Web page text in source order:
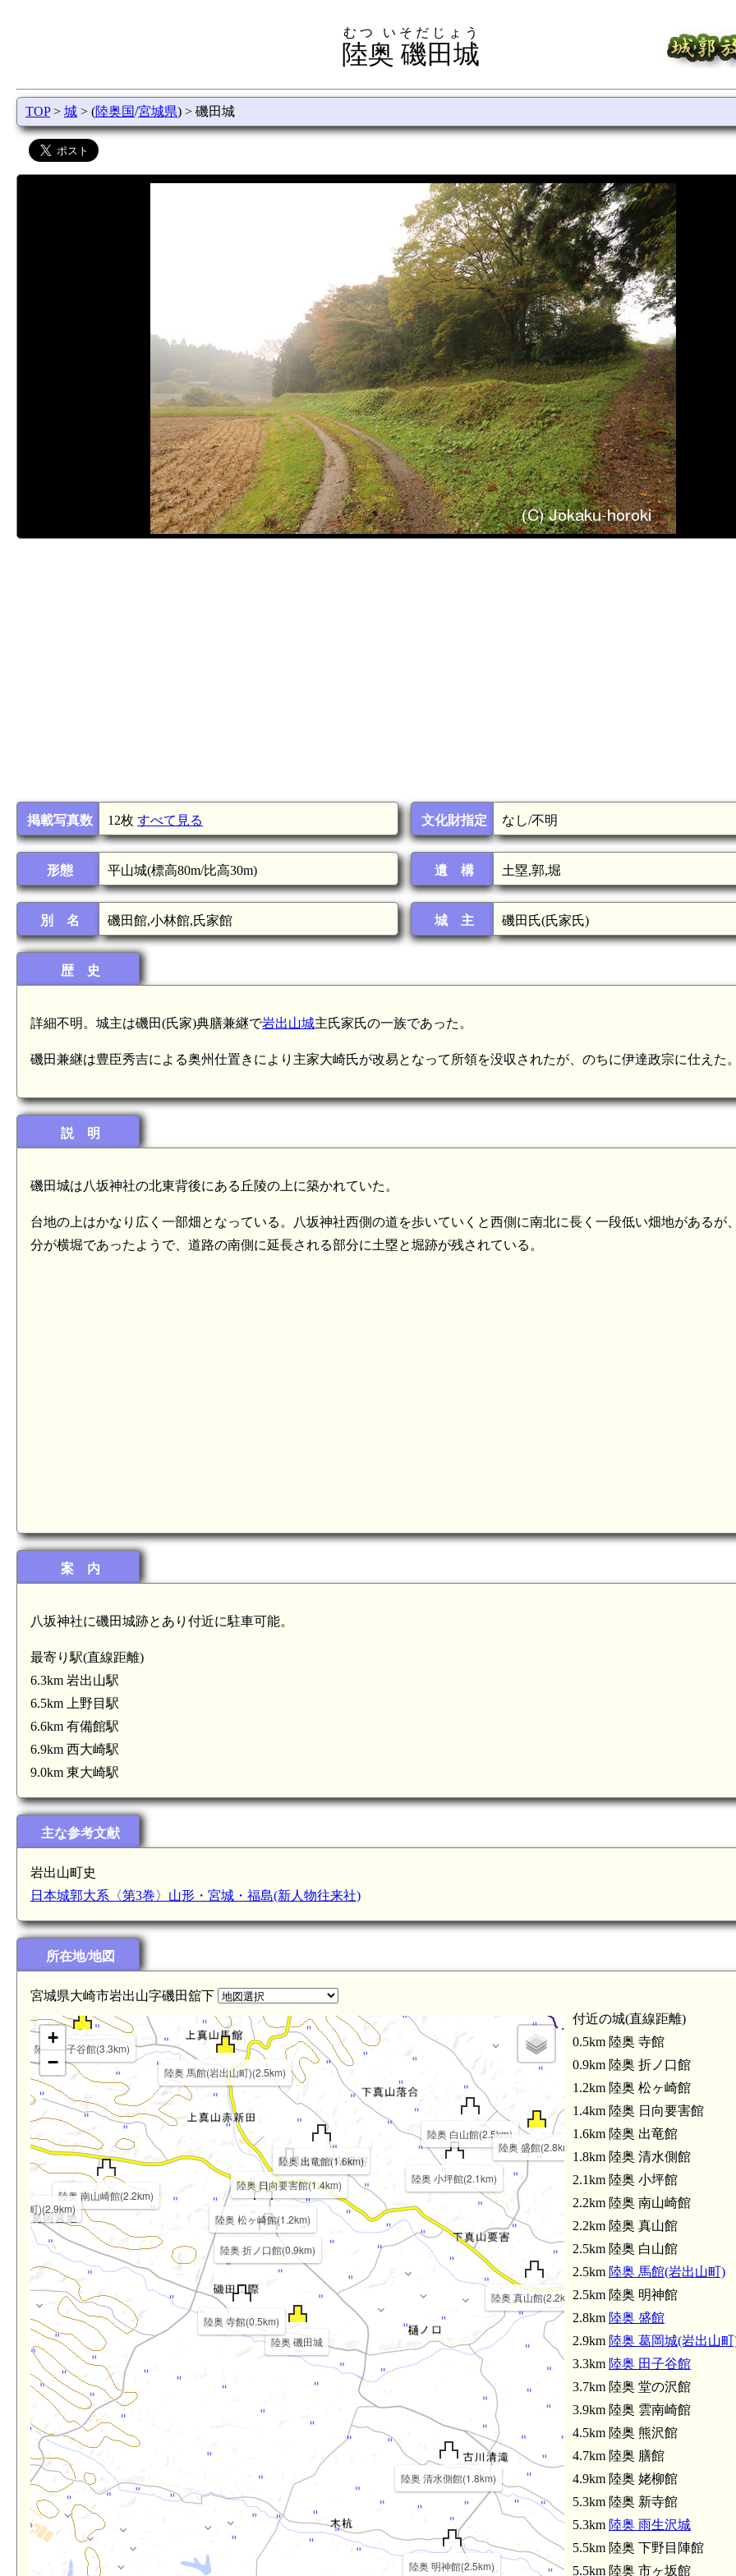
陸奥 磯田城
むつ いそだじょう
TOP> 城 > (陸奥国/宮城県) > 磯田城
掲載写真数 12枚 すべて見る
形態 平山城(標高80m/比高30m)
別 名 磯田館,小林館,氏家館
文化財指定 なし/不明
遺 構 土塁,郭,堀
城 主 磯田氏(氏家氏)
歴 史
詳細不明。城主は磯田(氏家)典膳兼継で岩出山城主氏家氏の一族であった。
磯田兼継は豊臣秀吉による奥州仕置きにより主家大崎氏が改易となって所領を没収されたが、のちに伊達政宗に仕えた
説 明
磯田城は八坂神社の北東背後にある丘陵の上に築かれていた。
台地の上はかなり広く一部畑となっている。八坂神社西側の道を歩いていくと西側に南北に長く一段低い畑地があるが
分が横堀であったようで、道路の南側に延長される部分に土塁と堀跡が残されている。
案 内
八坂神社に磯田城跡とあり付近に駐車可能。
最寄り駅(直線距離)
6.3km 岩出山駅
6.5km 上野目駅
6.6km 有備館駅
6.9km 西大崎駅
9.0km 東大崎駅
主な参考文献
岩出山町史
日本城郭大系〈第3巻〉山形・宮城・福島(新人物往来社)
所在地/地図
宮城県大崎市岩出山字磯田舘下
陸奥 磯田城
陸奥 寺館(0.5km)
陸奥 折ノ口館(0.9km)
陸奥 松ヶ崎館(1.2km)
陸奥 日向要害館(1.4km)
陸奥 出竜館(1.6km)
陸奥 清水側館(1.8km)
陸奥 小坪館(2.1km)
陸奥 南山崎館(2.2km)
陸奥 真山館(2.2km)
陸奥 白山館(2.5km)
陸奥 馬館(岩出山町)(2.5km)
陸奥 明神館(2.5km)
陸奥 盛館(2.8km)
出山町)(2.9km)
陸奥 田子谷館(3.3km)
+
−
付近の城(直線距離)
0.5km 陸奥 寺館
0.9km 陸奥 折ノ口館
1.2km 陸奥 松ヶ崎館
1.4km 陸奥 日向要害館
1.6km 陸奥 出竜館
1.8km 陸奥 清水側館
2.1km 陸奥 小坪館
2.2km 陸奥 南山崎館
2.2km 陸奥 真山館
2.5km 陸奥 白山館
2.5km 陸奥 馬館(岩出山町)
2.5km 陸奥 明神館
2.8km 陸奥 盛館
2.9km 陸奥 葛岡城(岩出山
3.3km 陸奥 田子谷館
3.7km 陸奥 堂の沢館
3.9km 陸奥 雲南崎館
4.5km 陸奥 熊沢館
4.7km 陸奥 膳館
4.9km 陸奥 姥柳館
5.3km 陸奥 新寺館
5.3km 陸奥 雨生沢城
5.5km 陸奥 下野目陣館
5.5km 陸奥 市ヶ坂館